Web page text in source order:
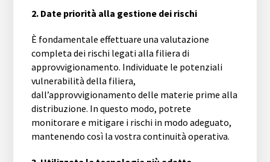
2. Date priorità alla gestione dei rischi
È fondamentale effettuare una valutazione
completa dei rischi legati alla filiera di
approvvigionamento. Individuate le potenziali
vulnerabilità della filiera,
dall’approvvigionamento delle materie prime alla
distribuzione. In questo modo, potrete
monitorare e mitigare i rischi in modo adeguato,
mantenendo così la vostra continuità operativa.